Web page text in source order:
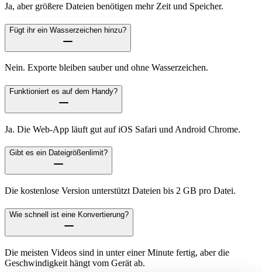
Ja, aber größere Dateien benötigen mehr Zeit und Speicher.
Fügt ihr ein Wasserzeichen hinzu?
Nein. Exporte bleiben sauber und ohne Wasserzeichen.
Funktioniert es auf dem Handy?
Ja. Die Web-App läuft gut auf iOS Safari und Android Chrome.
Gibt es ein Dateigrößenlimit?
Die kostenlose Version unterstützt Dateien bis 2 GB pro Datei.
Wie schnell ist eine Konvertierung?
Die meisten Videos sind in unter einer Minute fertig, aber die
Geschwindigkeit hängt vom Gerät ab.